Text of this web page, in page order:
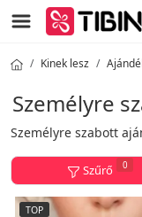
Kinek lesz
Személyre
Személyre szabott
Szűrő 0
TOP